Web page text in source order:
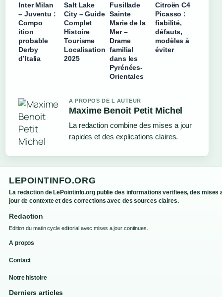
Inter Milan
– Juventu :
Compo
ition
probable
Derby
d’Italia
Salt Lake
City – Guide
Complet
Histoire
Tourisme
Localisation
2025
Fusillade
Sainte
Marie de la
Mer –
Drame
familial
dans les
Pyrénées-
Orientales
Citroën C4
Picasso :
fiabilité,
défauts,
modèles à
éviter
A PROPOS DE L AUTEUR
Maxime Benoit Petit Michel
La redaction combine des mises a jour
rapides et des explications claires.
LEPOINTINFO.ORG
La redaction de LePointinfo.org publie des informations verifiees, des mises
jour de contexte et des corrections avec des sources claires.
Redaction
Edition du matin cycle editorial avec mises a jour continues.
A propos
Contact
Notre histoire
Derniers articles